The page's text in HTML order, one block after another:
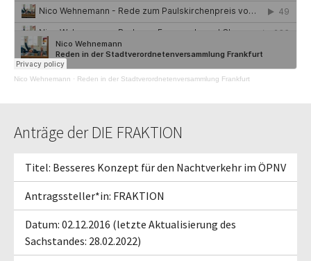
Nico Wehnemann · Reden in der Stadtverordnetenversammlung Frankfurt
Anträge der DIE FRAKTION
Titel: Besseres Konzept für den Nachtverkehr im ÖPNV
Antragssteller*in: FRAKTION
Datum: 02.12.2016 (letzte Aktualisierung des
Sachstandes: 28.02.2022)